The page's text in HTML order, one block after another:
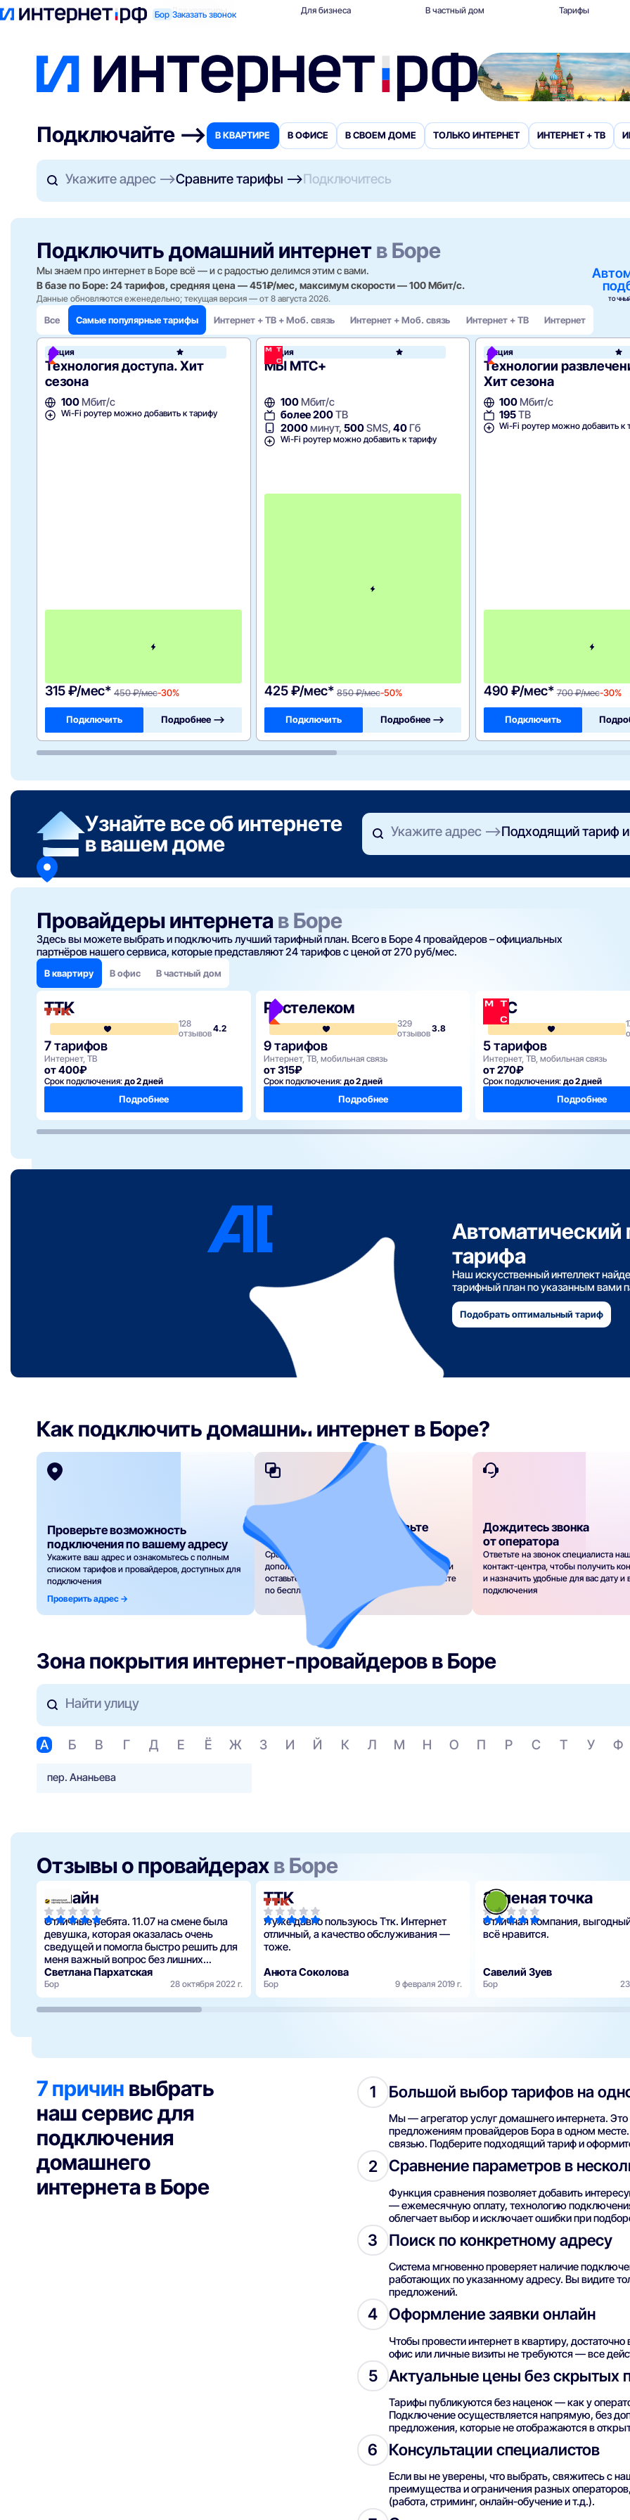
Бор Заказать звонок
Поиск по адресу Для квартиры Для бизнеса В частный дом Тарифы
Подключайте —> В КВАРТИРЕ В ОФИСЕ В СВОЕМ ДОМЕ ТОЛЬКО ИНТЕРНЕТ ИНТЕРНЕТ + ТВ
Укажите адрес Сравните тарифы Подключитесь
Подключить домашний интернетв Боре
Мы знаем про интернет в Боре всё — и с радостью делимся этим с вами.
В базе по Боре: 24 тарифов, средняя цена — 451₽/мес, максимум скорости — 100 Мбит/с.
Данные обновляются еженедельно; текущая версия — от 8 августа 2026.
Все Самые популярные тарифы Интернет + ТВ + Моб. связь Интернет + Моб. связь Интернет + ТВ Интернет
Акция Ростелеком
Технология доступа. Хит
сезона
100Мбит/с
Wi-Fi роутер можно добавить к тарифу
315 ₽/мес* 450 ₽/мес-30%
Подключить Подробнее —>
Акция МТС
МЫ МТС+
100Мбит/с
более 200ТВ
2000минут, 500SMS, 40Гб
Wi-Fi роутер можно добавить к тарифу
425 ₽/мес* 850 ₽/мес-50%
Подключить Подробнее —>
Акция
Технологии
Хит сезона
100 Мбит/с
195ТВ
Wi-Fi роутер можно добавить к
490 ₽/мес* 700 ₽/мес-30%
Подключить
Узнайте все об интернете
в вашем доме
Укажите адрес Подходящий тариф
Провайдеры интернетав Боре
Здесь вы можете выбрать и подключить лучший тарифный план. Всего в Боре 4 провайдеров – официальных
партнёров нашего сервиса, которые представляют 24 тарифов с ценой от 270 руб/мес.
В квартиру В офис В частный дом
ТТК
4.2
128
отзывов
7 тарифов
Интернет, ТВ
от 400₽
Срок подключения:до 2 дней
Подробнее
Ростелеком
3.8
329
отзывов
9 тарифов
Интернет, ТВ, мобильная связь
от 315₽
Срок подключения:до 2 дней
Подробнее
МТС
5 тарифов
Интернет, ТВ, мобильная связь
от 270₽
Срок подключения: до 2 дней
Подробнее
Автоматический
тарифа
Наш искусственный интеллект
тарифный план по указанным вами
Подобрать оптимальный тариф
Как подключить домашний интернет в Боре?
Проверьте возможность
подключения по вашему адресу
Укажите ваш адрес и ознакомьтесь с полным
списком тарифов и провайдеров, доступных для
подключения
Проверить адрес ->
Сравните тарифы и оставьте
заявку на подключение
Сравните тарифы по скорости, стоимости и
дополнительным опциям. Выберите нужный и
оставьте заявку на подключение или позвоните
по бесплатному номеру
Дождитесь звонка
от оператора
Ответьте на звонок специалиста
контакт-центра, чтобы получить
и назначить удобные для вас дату и
подключения
Зона покрытия интернет-провайдеров в Боре
Найти улицу
А Б В Г Д Е Ё Ж З И Й К Л М Н О П Р С Т У Ф
пер. Ананьева
Отзывы о провайдерахв Боре
Билайн
Отличные ребята. 11.07 на смене была
девушка, которая оказалась очень
сведущей и помогла быстро решить для
меня важный вопрос без лишних
проблем. Очень компетентная! Приятно,
когда твоя проблема решается с такой
лёгкость…
Светлана Пархатская
Бор 28 октября 2022 г.
ТТК
Я уже давно пользуюсь Ттк. Интернет
отличный, а качество обслуживания —
тоже.
Анюта Соколова
Бор 9 февраля 2019 г.
Зеленая точка
Отличная компания,
всё нравится.
Савелий Зуев
Бор
7 причин выбрать
наш сервис для
подключения
домашнего
интернета в Боре
1 Большой выбор тарифов на
Мы — агрегатор услуг домашнего интернета. Это
предложениям провайдеров Бора в одном
связью. Подберите подходящий тариф и
2 Сравнение параметров в
Функция сравнения позволяет добавить
— ежемесячную оплату, технологию
облегчает выбор и исключает ошибки при
3 Поиск по конкретному адресу
Система мгновенно проверяет наличие
работающих по указанному адресу. Вы видите
предложений.
4 Оформление заявки онлайн
Чтобы провести интернет в квартиру,
офис или личные визиты не требуются — все
5 Актуальные цены без скрытых
Тарифы публикуются без наценок — как у
Подключение осуществляется напрямую, без
предложения, которые не отображаются в
6 Консультации специалистов
Если вы не уверены, что выбрать, свяжитесь с
преимущества и ограничения разных
(работа, стриминг, онлайн-обучение и т.д.).